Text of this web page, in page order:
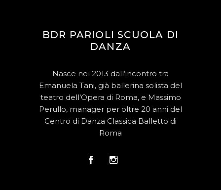
BDR PARIOLI SCUOLA DI
DANZA
Nasce nel 2013 dall’incontro tra
Emanuela Tani, già ballerina solista del
teatro dell’Opera di Roma, e Massimo
Perullo, manager per oltre 20 anni del
Centro di Danza Classica Balletto di
Roma